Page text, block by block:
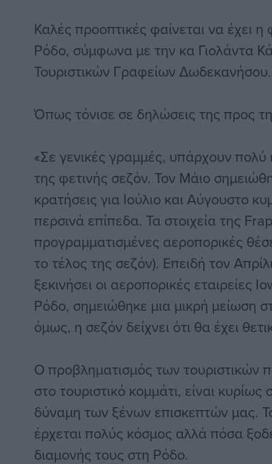
Καλές προοπτικές φαίνεται να έχει η
Ρόδο, σύμφωνα με την κα Γιολάντα
Τουριστικών Γραφείων Δωδεκανήσου.
Όπως τόνισε σε δηλώσεις της προς
«Σε γενικές γραμμές, υπάρχουν πολύ
της φετινής σεζόν. Τον Μάιο
κρατήσεις για Ιούλιο και Αύγουστο
περσινά επίπεδα. Τα στοιχεία της
προγραμματισμένες αεροπορικές
το τέλος της σεζόν). Επειδή τον
ξεκινήσει οι αεροπορικές
Ρόδο, σημειώθηκε μια μικρή μείωση
όμως, η σεζόν δείχνει ότι θα έχει
Ο προβληματισμός των τουριστικών
στο τουριστικό κομμάτι, είναι
δύναμη των ξένων επισκεπτών μας.
έρχεται πολύς κόσμος αλλά πόσα
διαμονής τους στη Ρόδο.